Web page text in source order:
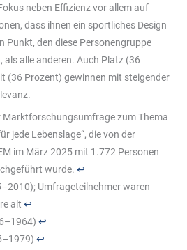
neben Effizienz vor allem auf
dass ihnen ein sportliches Design
Punkt, den diese Personengruppe
alle anderen. Auch Platz (36
(36 Prozent) gewinnen mit steigender
Marktforschungsumfrage zum Thema
jede Lebenslage“, die von der
im März 2025 mit 1.772 Personen
wurde.↩︎
Umfrageteilnehmer waren
alt↩︎
↩︎
↩︎